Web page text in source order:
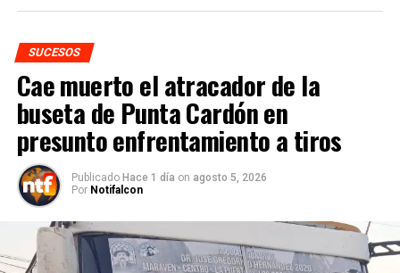
SUCESOS
Cae muerto el atracador de la
buseta de Punta Cardón en
presunto enfrentamiento a tiros
Publicado Hace 1 día on agosto 5, 2026
Por Notifalcon